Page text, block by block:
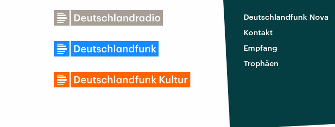
Deutschlandfunk Nova
Kontakt
Empfang
Trophäen